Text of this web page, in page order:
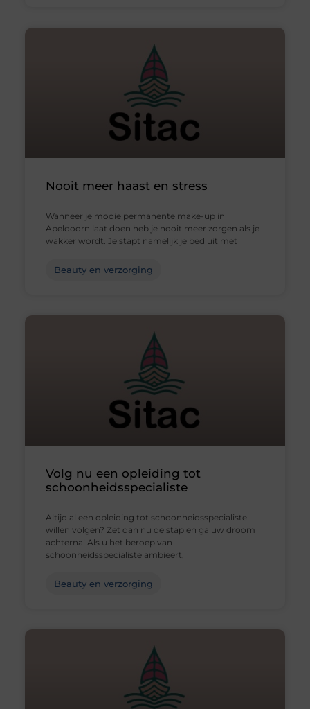
Nooit meer haast en stress
Wanneer je mooie permanente make-up in
Apeldoorn laat doen heb je nooit meer zorgen als je
wakker wordt. Je stapt namelijk je bed uit met
Beauty en verzorging
Volg nu een opleiding tot
schoonheidsspecialiste
Altijd al een opleiding tot schoonheidsspecialiste
willen volgen? Zet dan nu de stap en ga uw droom
achterna! Als u het beroep van
schoonheidsspecialiste ambieert,
Beauty en verzorging